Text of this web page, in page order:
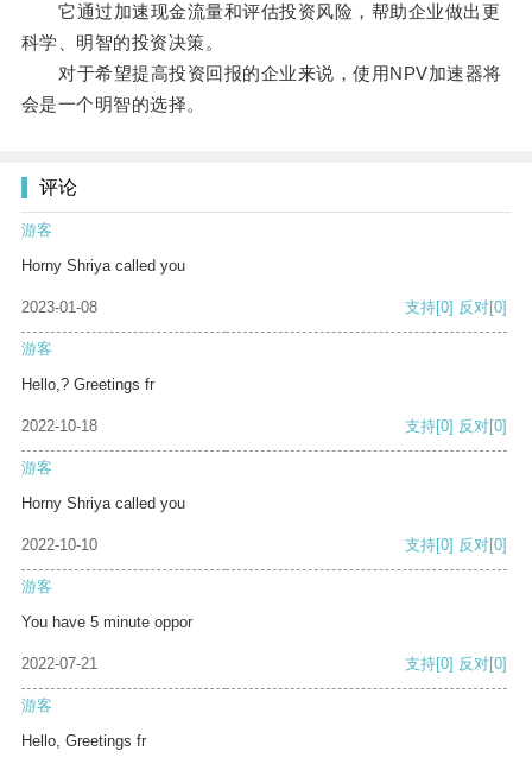
它通过加速现金流量和评估投资风险，帮助企业做出更
科学、明智的投资决策。
对于希望提高投资回报的企业来说，使用NPV加速器将
会是一个明智的选择。
评论
游客
Horny Shriya called you
2023-01-08 支持[0] 反对[0]
游客
Hello,? Greetings fr
2022-10-18 支持[0] 反对[0]
游客
Horny Shriya called you
2022-10-10 支持[0] 反对[0]
游客
You have 5 minute oppor
2022-07-21 支持[0] 反对[0]
游客
Hello, Greetings fr